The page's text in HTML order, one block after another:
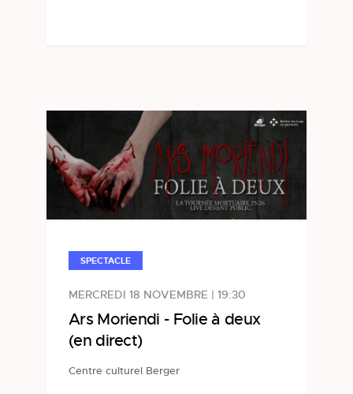
SPECTACLE
MERCREDI 18 NOVEMBRE | 19:30
Ars Moriendi - Folie à deux
(en direct)
Centre culturel Berger